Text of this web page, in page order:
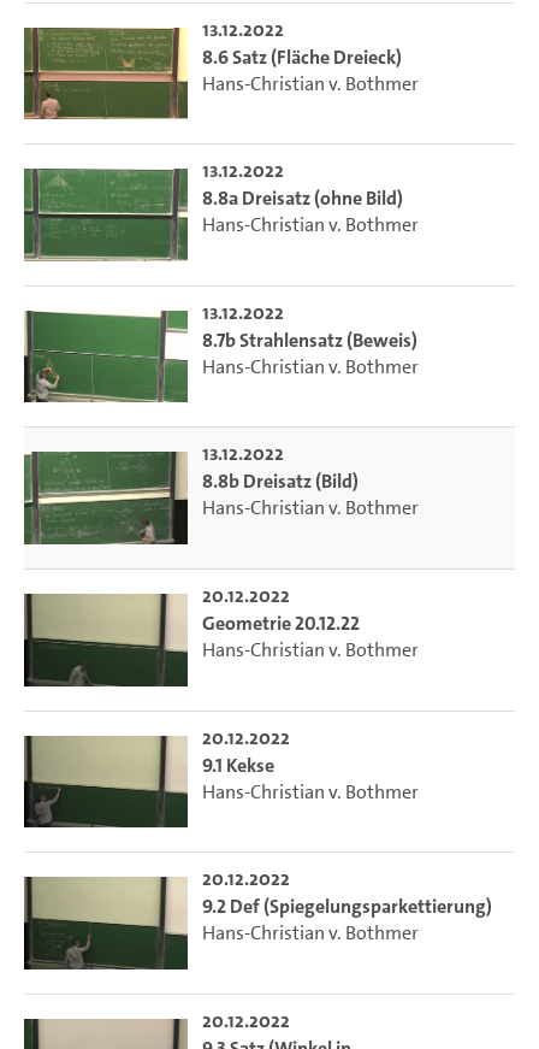
13.12.2022
8.6 Satz (Fläche Dreieck)
Hans-Christian v. Bothmer
13.12.2022
8.8a Dreisatz (ohne Bild)
Hans-Christian v. Bothmer
13.12.2022
8.7b Strahlensatz (Beweis)
Hans-Christian v. Bothmer
13.12.2022
8.8b Dreisatz (Bild)
Hans-Christian v. Bothmer
20.12.2022
Geometrie 20.12.22
Hans-Christian v. Bothmer
20.12.2022
9.1 Kekse
Hans-Christian v. Bothmer
20.12.2022
9.2 Def (Spiegelungsparkettierung)
Hans-Christian v. Bothmer
20.12.2022